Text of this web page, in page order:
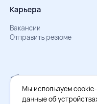
Карьера
Вакансии
Отправить резюме
Мы в Телеграм
Документы об обработке
Охрана труда – результаты
Мы используем
данные об